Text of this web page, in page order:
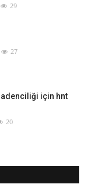
29
27
için hnt
20